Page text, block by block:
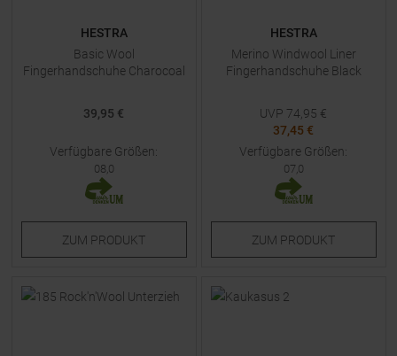
HESTRA
Basic Wool
Fingerhandschuhe Charocoal
39,95 €
Verfügbare Größen:
08,0
ZUM PRODUKT
HESTRA
Merino Windwool Liner
Fingerhandschuhe Black
UVP 74,95 €
37,45 €
Verfügbare Größen:
07,0
ZUM PRODUKT